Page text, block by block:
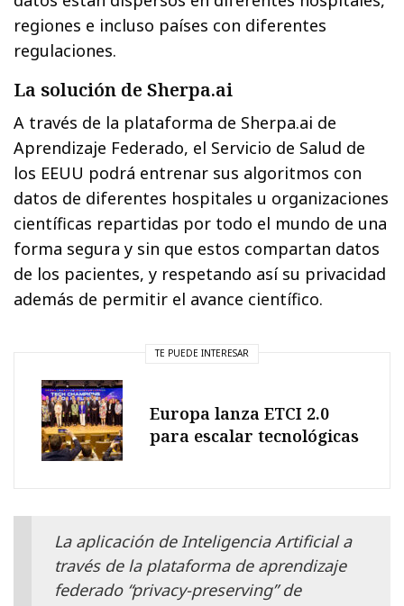
regiones e incluso países con diferentes
regulaciones.
La solución de Sherpa.ai
A través de la plataforma de Sherpa.ai de
Aprendizaje Federado, el Servicio de Salud de
los EEUU podrá entrenar sus algoritmos con
datos de diferentes hospitales u organizaciones
científicas repartidas por todo el mundo de una
forma segura y sin que estos compartan datos
de los pacientes, y respetando así su privacidad
además de permitir el avance científico.
TE PUEDE INTERESAR
Europa lanza ETCI 2.0
para escalar tecnológicas
La aplicación de Inteligencia Artificial a
través de la plataforma de aprendizaje
federado “privacy-preserving” de